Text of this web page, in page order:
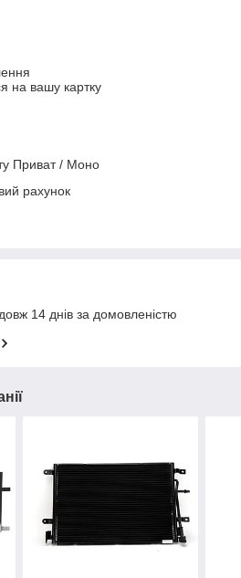
на вашу картку
Приват / Моно
рахунок
14 днів за домовленістю